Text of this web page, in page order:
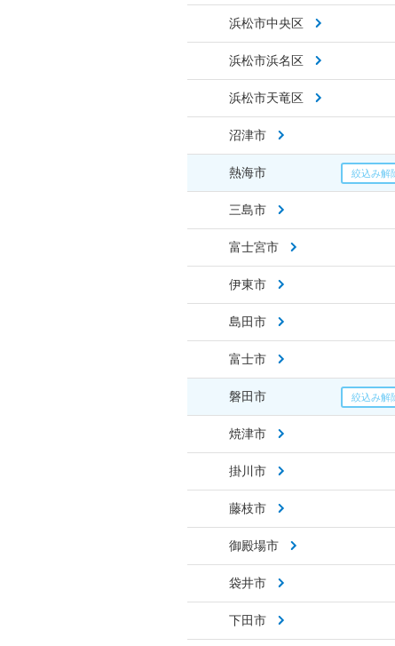
浜松市中央区
浜松市浜名区
浜松市天竜区
沼津市
熱海市
三島市
富士宮市
伊東市
島田市
富士市
磐田市
焼津市
掛川市
藤枝市
御殿場市
袋井市
下田市